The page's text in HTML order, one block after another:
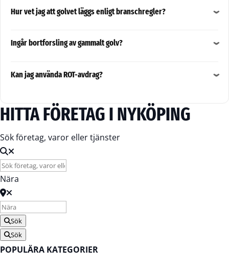
Hur vet jag att golvet läggs enligt branschregler?
Ingår bortforsling av gammalt golv?
Kan jag använda ROT-avdrag?
HITTA FÖRETAG I NYKÖPING
Sök företag, varor eller tjänster
Nära
Sök
Sök
POPULÄRA KATEGORIER